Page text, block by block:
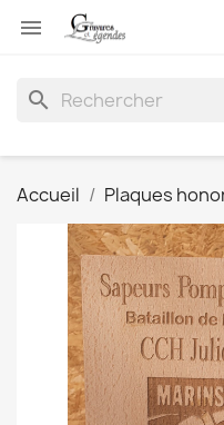

search
Accueil Plaques